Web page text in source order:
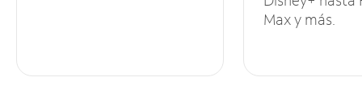
Max y más.